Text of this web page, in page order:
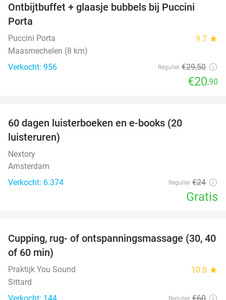
Ontbijtbuffet + glaasje bubbels bij Puccini
Porta
Puccini Porta 9.7 star
Maasmechelen (8 km)
Verkocht: 956
Regulier €29,50
€20,90
60 dagen luisterboeken en e-books (20
luisteruren)
Nextory
Amsterdam
Verkocht: 6.374
Regulier €24
Gratis
60%
Cupping, rug- of ontspanningsmassage (30, 40
of 60 min)
Praktijk You Sound 10.0 star
Sittard
Regulier